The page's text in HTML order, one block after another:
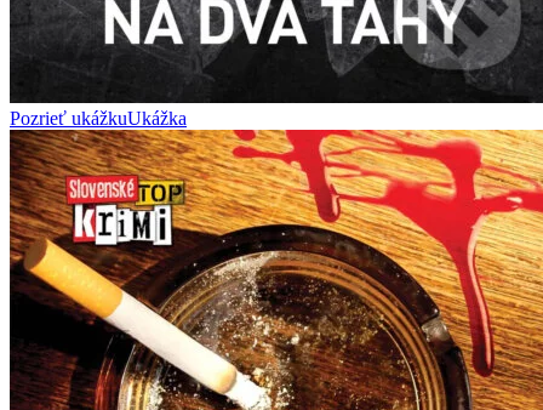
Pozrieť ukážkuUkážka